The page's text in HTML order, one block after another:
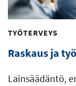
TYÖTERVEYS
Raskaus ja työ
Lainsäädäntö,